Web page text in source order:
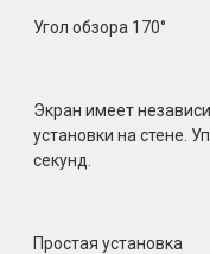
Угол обзора 170°
Экран имеет
установки на стене.
секунд.
Простая установка